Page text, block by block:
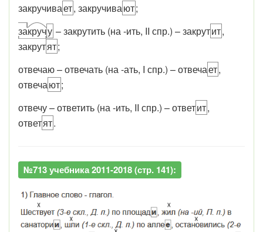
закручивает, закручивают;
закручу – закрутить (на -ить, II спр.) – закрутит,
закрутят;
отвечаю – отвечать (на -ать, I спр.) – отвечает,
отвечают;
отвечу – ответить (на -ить, II спр.) – ответит,
ответят.
№713 учебника 2011-2018 (стр. 141):